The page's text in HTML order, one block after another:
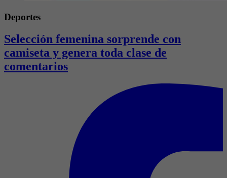
Deportes
Selección femenina sorprende con
camiseta y genera toda clase de
comentarios